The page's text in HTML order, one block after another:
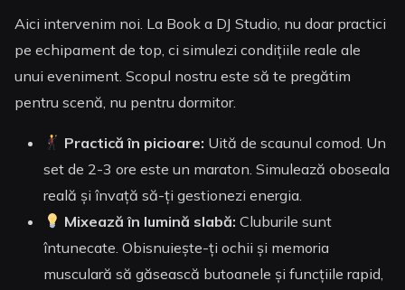
Aici intervenim noi. La Book a DJ Studio, nu doar practici
pe echipament de top, ci simulezi condițiile reale ale
unui eveniment. Scopul nostru este să te pregătim
pentru scenă, nu pentru dormitor.
Practică în picioare: Uită de scaunul comod. Un
set de 2-3 ore este un maraton. Simulează oboseala
reală și învață să-ți gestionezi energia.
Mixează în lumină slabă: Cluburile sunt
întunecate. Obisnuiește-ți ochii și memoria
musculară să găsească butoanele și funcțiile rapid,